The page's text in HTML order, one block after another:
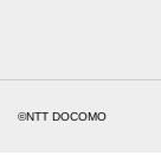
©NTT DOCOMO